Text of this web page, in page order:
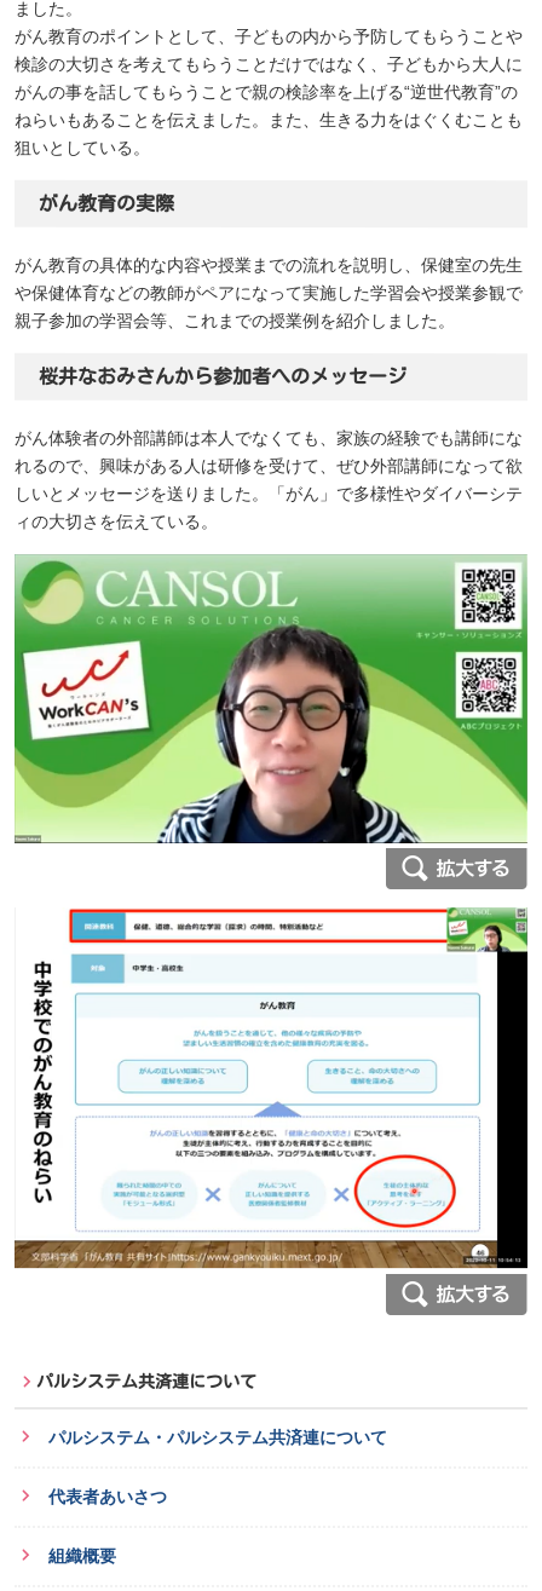
ました。
がん教育のポイントとして、子どもの内から予防してもらうことや
検診の大切さを考えてもらうことだけではなく、子どもから大人に
がんの事を話してもらうことで親の検診率を上げる“逆世代教育”の
ねらいもあることを伝えました。また、生きる力をはぐくむことも
狙いとしている。
がん教育の実際
がん教育の具体的な内容や授業までの流れを説明し、保健室の先生
や保健体育などの教師がペアになって実施した学習会や授業参観で
親子参加の学習会等、これまでの授業例を紹介しました。
桜井なおみさんから参加者へのメッセージ
がん体験者の外部講師は本人でなくても、家族の経験でも講師にな
れるので、興味がある人は研修を受けて、ぜひ外部講師になって欲
しいとメッセージを送りました。「がん」で多様性やダイバーシテ
ィの大切さを伝えている。
パルシステム共済連について
パルシステム・パルシステム共済連について
代表者あいさつ
組織概要